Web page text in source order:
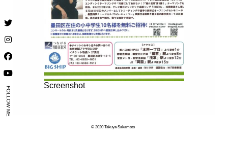
FOLLOW ME
Screenshot
© 2020 Takuya Sakamoto